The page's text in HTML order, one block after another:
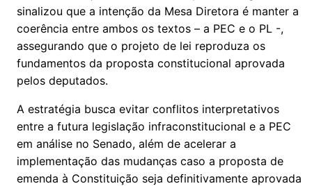
sinalizou que a intenção da Mesa Diretora é manter a
coerência entre ambos os textos – a PEC e o PL -,
assegurando que o projeto de lei reproduza os
fundamentos da proposta constitucional aprovada
pelos deputados.
A estratégia busca evitar conflitos interpretativos
entre a futura legislação infraconstitucional e a PEC
em análise no Senado, além de acelerar a
implementação das mudanças caso a proposta de
emenda à Constituição seja definitivamente aprovada